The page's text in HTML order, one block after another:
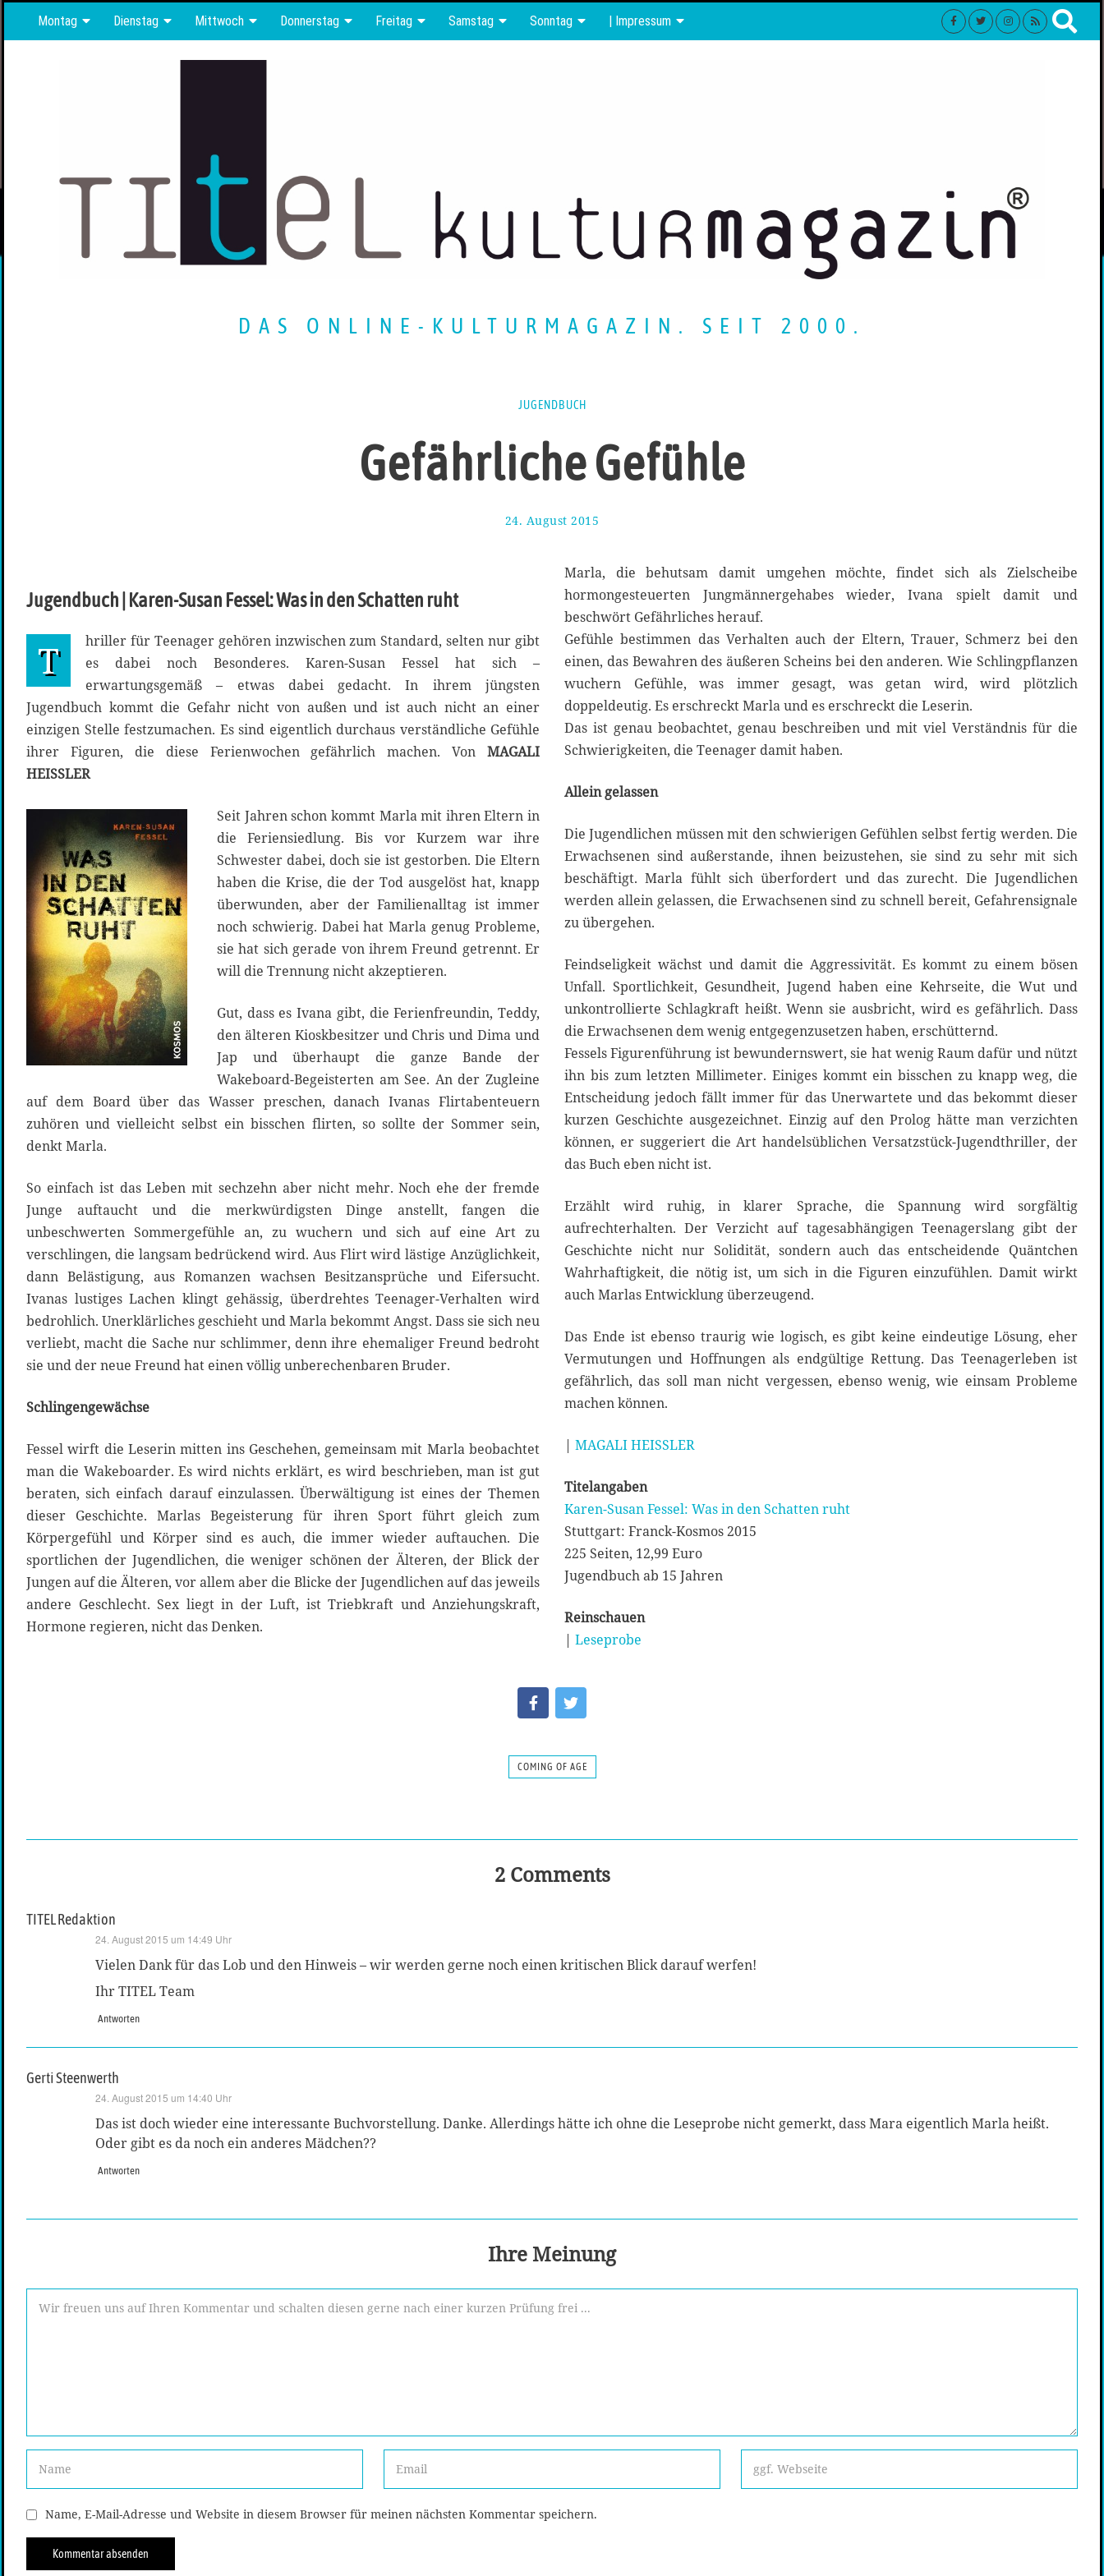
Montag Dienstag Mittwoch Donnerstag Freitag Samstag Sonntag | Impressum
DAS ONLINE-KULTURMAGAZIN. SEIT 2000.
JUGENDBUCH
Gefährliche Gefühle
24. August 2015
A
g
u
s
2
0
1
Jugendbuch | Karen-Susan Fessel: Was in den Schatten ruht
T
hriller für Teenager gehören inzwischen zum Standard, selten nur gibt
es dabei noch Besonderes. Karen-Susan Fessel hat sich –
erwartungsgemäß – etwas dabei gedacht. In ihrem jüngsten
Jugendbuch kommt die Gefahr nicht von außen und ist auch nicht an einer
einzigen Stelle festzumachen. Es sind eigentlich durchaus verständliche Gefühle
ihrer Figuren, die diese Ferienwochen gefährlich machen. Von MAGALI
HEISSLER
Seit Jahren schon kommt Marla mit ihren Eltern in
die Feriensiedlung. Bis vor Kurzem war ihre
Schwester dabei, doch sie ist gestorben. Die Eltern
haben die Krise, die der Tod ausgelöst hat, knapp
überwunden, aber der Familienalltag ist immer
noch schwierig. Dabei hat Marla genug Probleme,
sie hat sich gerade von ihrem Freund getrennt. Er
will die Trennung nicht akzeptieren.
Gut, dass es Ivana gibt, die Ferienfreundin, Teddy,
den älteren Kioskbesitzer und Chris und Dima und
Jap und überhaupt die ganze Bande der
Wakeboard-Begeisterten am See. An der Zugleine
auf dem Board über das Wasser preschen, danach Ivanas Flirtabenteuern
zuhören und vielleicht selbst ein bisschen flirten, so sollte der Sommer sein,
denkt Marla.
So einfach ist das Leben mit sechzehn aber nicht mehr. Noch ehe der fremde
Junge auftaucht und die merkwürdigsten Dinge anstellt, fangen die
unbeschwerten Sommergefühle an, zu wuchern und sich auf eine Art zu
verschlingen, die langsam bedrückend wird. Aus Flirt wird lästige Anzüglichkeit,
dann Belästigung, aus Romanzen wachsen Besitzansprüche und Eifersucht.
Ivanas lustiges Lachen klingt gehässig, überdrehtes Teenager-Verhalten wird
bedrohlich. Unerklärliches geschieht und Marla bekommt Angst. Dass sie sich neu
verliebt, macht die Sache nur schlimmer, denn ihre ehemaliger Freund bedroht
sie und der neue Freund hat einen völlig unberechenbaren Bruder.
Schlingengewächse
Fessel wirft die Leserin mitten ins Geschehen, gemeinsam mit Marla beobachtet
man die Wakeboarder. Es wird nichts erklärt, es wird beschrieben, man ist gut
beraten, sich einfach darauf einzulassen. Überwältigung ist eines der Themen
dieser Geschichte. Marlas Begeisterung für ihren Sport führt gleich zum
Körpergefühl und Körper sind es auch, die immer wieder auftauchen. Die
sportlichen der Jugendlichen, die weniger schönen der Älteren, der Blick der
Jungen auf die Älteren, vor allem aber die Blicke der Jugendlichen auf das jeweils
andere Geschlecht. Sex liegt in der Luft, ist Triebkraft und Anziehungskraft,
Hormone regieren, nicht das Denken.
Marla, die behutsam damit umgehen möchte, findet sich als Zielscheibe
hormongesteuerten Jungmännergehabes wieder, Ivana spielt damit und
beschwört Gefährliches herauf.
Gefühle bestimmen das Verhalten auch der Eltern, Trauer, Schmerz bei den
einen, das Bewahren des äußeren Scheins bei den anderen. Wie Schlingpflanzen
wuchern Gefühle, was immer gesagt, was getan wird, wird plötzlich
doppeldeutig. Es erschreckt Marla und es erschreckt die Leserin.
Das ist genau beobachtet, genau beschreiben und mit viel Verständnis für die
Schwierigkeiten, die Teenager damit haben.
Allein gelassen
Die Jugendlichen müssen mit den schwierigen Gefühlen selbst fertig werden. Die
Erwachsenen sind außerstande, ihnen beizustehen, sie sind zu sehr mit sich
beschäftigt. Marla fühlt sich überfordert und das zurecht. Die Jugendlichen
werden allein gelassen, die Erwachsenen sind zu schnell bereit, Gefahrensignale
zu übergehen.
Feindseligkeit wächst und damit die Aggressivität. Es kommt zu einem bösen
Unfall. Sportlichkeit, Gesundheit, Jugend haben eine Kehrseite, die Wut und
unkontrollierte Schlagkraft heißt. Wenn sie ausbricht, wird es gefährlich. Dass
die Erwachsenen dem wenig entgegenzusetzen haben, erschütternd.
Fessels Figurenführung ist bewundernswert, sie hat wenig Raum dafür und nützt
ihn bis zum letzten Millimeter. Einiges kommt ein bisschen zu knapp weg, die
Entscheidung jedoch fällt immer für das Unerwartete und das bekommt dieser
kurzen Geschichte ausgezeichnet. Einzig auf den Prolog hätte man verzichten
können, er suggeriert die Art handelsüblichen Versatzstück-Jugendthriller, der
das Buch eben nicht ist.
Erzählt wird ruhig, in klarer Sprache, die Spannung wird sorgfältig
aufrechterhalten. Der Verzicht auf tagesabhängigen Teenagerslang gibt der
Geschichte nicht nur Solidität, sondern auch das entscheidende Quäntchen
Wahrhaftigkeit, die nötig ist, um sich in die Figuren einzufühlen. Damit wirkt
auch Marlas Entwicklung überzeugend.
Das Ende ist ebenso traurig wie logisch, es gibt keine eindeutige Lösung, eher
Vermutungen und Hoffnungen als endgültige Rettung. Das Teenagerleben ist
gefährlich, das soll man nicht vergessen, ebenso wenig, wie einsam Probleme
machen können.
| MAGALI HEISSLER
Titelangaben
Karen-Susan Fessel: Was in den Schatten ruht
Stuttgart: Franck-Kosmos 2015
225 Seiten, 12,99 Euro
Jugendbuch ab 15 Jahren
Reinschauen
| Leseprobe
COMING OF AGE
2 Comments
TITEL Redaktion
24. August 2015 um 14:49 Uhr
Vielen Dank für das Lob und den Hinweis – wir werden gerne noch einen kritischen Blick darauf werfen!
Ihr TITEL Team
Antworten
Gerti Steenwerth
24. August 2015 um 14:40 Uhr
Das ist doch wieder eine interessante Buchvorstellung. Danke. Allerdings hätte ich ohne die Leseprobe nicht gemerkt, dass Mara eigentlich Marla heißt.
Oder gibt es da noch ein anderes Mädchen??
Antworten
Ihre Meinung
Name, E-Mail-Adresse und Website in diesem Browser für meinen nächsten Kommentar speichern.